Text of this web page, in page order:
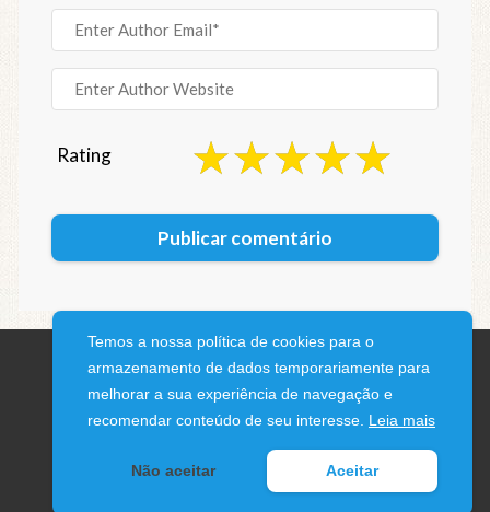
Rating
Temos a nossa política de cookies para o
armazenamento de dados temporariamente para
melhorar a sua experiência de navegação e
recomendar conteúdo de seu interesse. Leia mais
Não aceitar Aceitar